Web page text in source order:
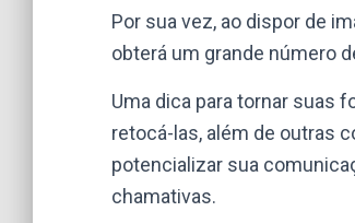
Por sua vez, ao dispor de
obterá um grande número
Uma dica para tornar suas
retocá-las, além de outras
potencializar sua
chamativas.